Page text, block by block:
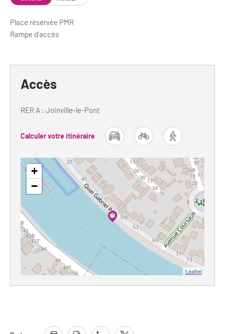
Place réservée PMR
Rampe d'accès
Accès
RER A : Joinville-le-Pont
Calculer votre itinéraire
car bike foot
+
−
Leaflet